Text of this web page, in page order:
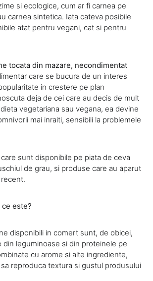
si ecologice, cum ar fi carnea pe
carnea sintetica. Iata cateva posibile
atat pentru vegani, cat si pentru
tocata din mazare, necondimentat
care se bucura de un interes
in crestere pe plan
deja de cei care au decis de mult
vegetariana sau vegana, ea devine
mai inraiti, sensibili la problemele
sunt disponibile pe piata de ceva
de grau, si produse care au aparut
ce este?
disponibili in comert sunt, de obicei,
din leguminoase si din proteinele pe
cu arome si alte ingrediente,
reproduca textura si gustul produsului